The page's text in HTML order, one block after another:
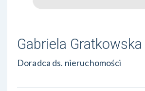
Gabriela Gratkowska
Doradca ds. nieruchomości